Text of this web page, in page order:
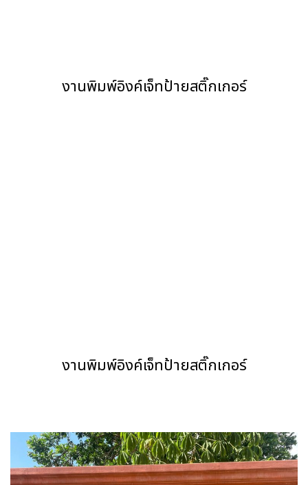
งานพิมพ์อิงค์เจ็ทป้ายสติ๊กเกอร์
งานพิมพ์อิงค์เจ็ทป้ายสติ๊กเกอร์